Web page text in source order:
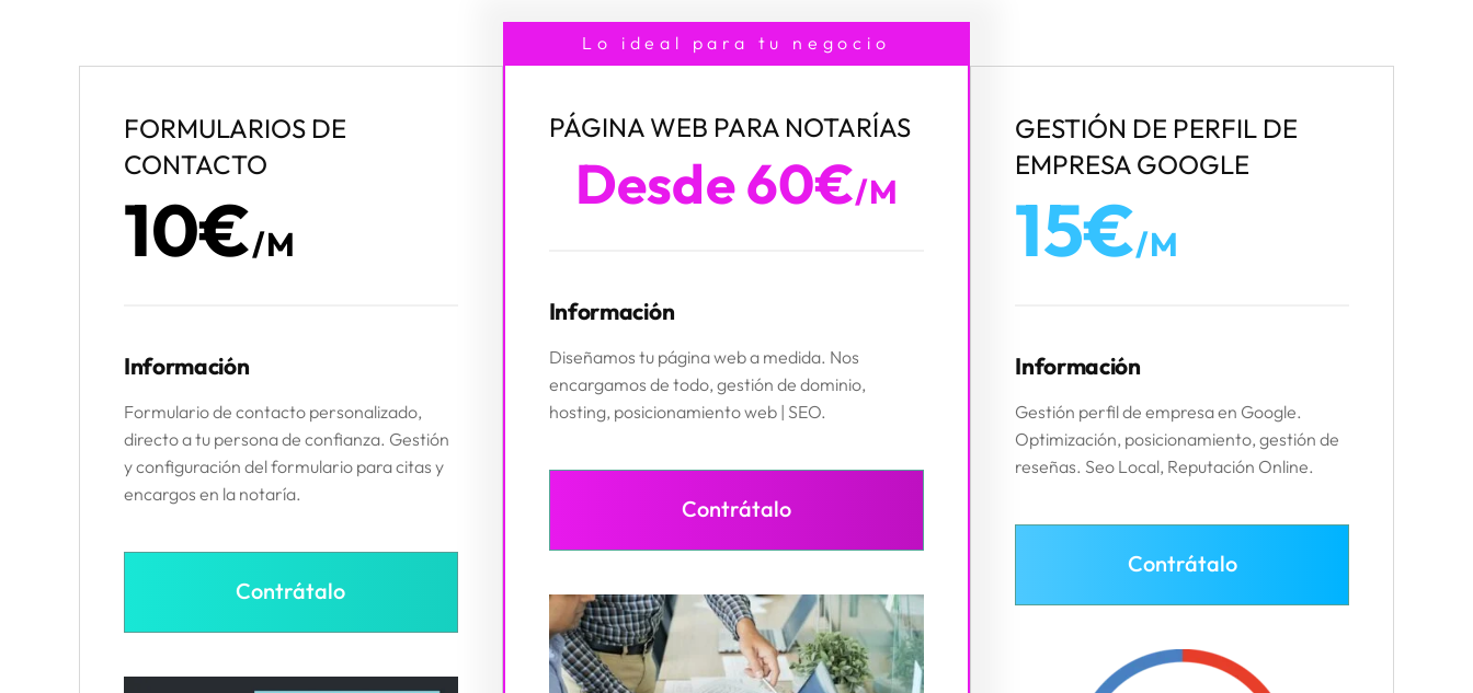
FORMULARIOS DE
CONTACTO
10€/m
Información
Formulario de contacto personalizado,
directo a tu persona de confianza. Gestión
y configuración del formulario para citas y
encargos en la notaría.
Contrátalo
Lo ideal para tu negocio
PÁGINA WEB PARA NOTARÍAS
Desde 60€/m
Información
Diseñamos tu página web a medida. Nos
encargamos de todo, gestión de dominio,
hosting, posicionamiento web | SEO.
Contrátalo
GESTIÓN DE PERFIL DE
EMPRESA GOOGLE
15€/m
Información
Gestión perfil de empresa en Google.
Optimización, posicionamiento, gestión de
reseñas. Seo Local, Reputación Online.
Contrátalo